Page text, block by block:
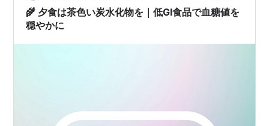
る ① 食べる順番を変えてみる🥗 ② 夜食は「分食」と…
🌾 夕食は茶色い炭水化物を｜低GI食品で血糖値を
穏やかに